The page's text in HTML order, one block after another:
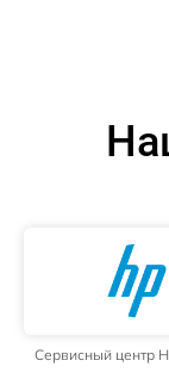
Сервисный центр